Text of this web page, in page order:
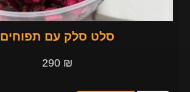
סלט סלק עם תפוחים
₪